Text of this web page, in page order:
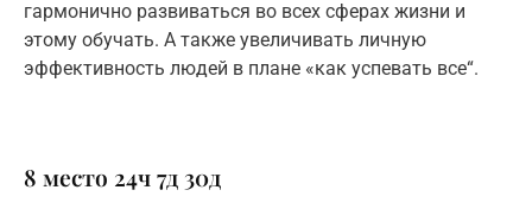
гармонично развиваться во всех сферах жизни и
этому обучать. А также увеличивать личную
эффективность людей в плане «как успевать все“.
8 место 24ч7д 30д